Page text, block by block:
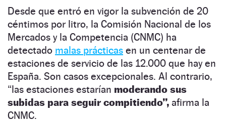
Desde que entró en vigor la subvención de 20
céntimos por litro, la Comisión Nacional de los
Mercados y la Competencia (CNMC) ha
detectado malas prácticas en un centenar de
estaciones de servicio de las 12.000 que hay en
España. Son casos excepcionales. Al contrario,
“las estaciones estarían moderando sus
subidas para seguir compitiendo”, afirma la
CNMC.